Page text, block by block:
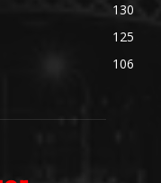
130
125
106